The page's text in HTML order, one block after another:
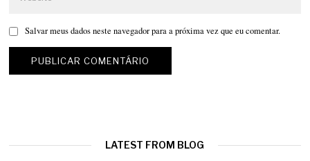
Salvar meus dados neste navegador para a próxima vez que eu comentar.
LATEST FROM BLOG